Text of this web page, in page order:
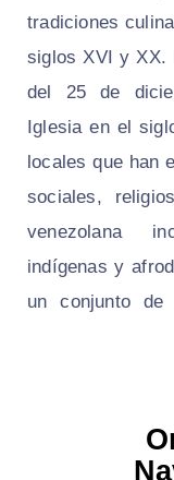
tradiciones
siglos XVI y XX.
del 25 de
Iglesia en el
locales que han
sociales,
venezolana
indígenas y
un conjunto de